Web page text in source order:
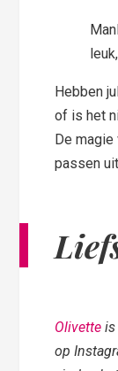
Hebben
of is het
De
passen
Olivette is
op